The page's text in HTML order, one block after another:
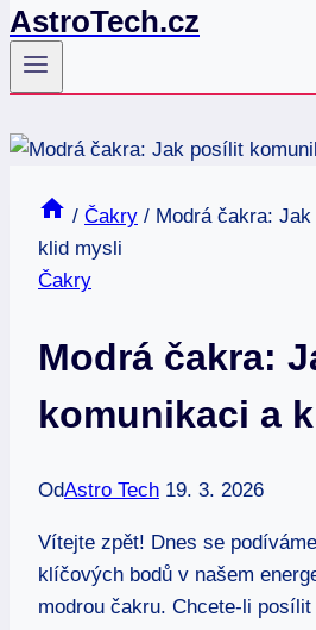
AstroTech.cz
/ Čakry / Modrá čakra:
klid mysli
Čakry
Modrá čakra:
komunikaci a
OdAstro Tech 19. 3. 2026
Vítejte zpět! Dnes se
klíčových bodů v našem
modrou čakru. Chcete-li